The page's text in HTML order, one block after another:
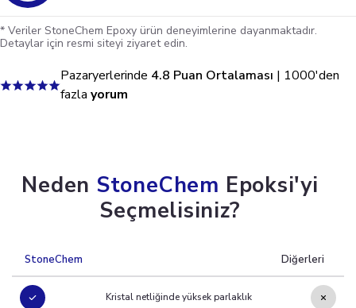
* Veriler StoneChem Epoxy ürün deneyimlerine dayanmaktadır.
Detaylar için resmi siteyi ziyaret edin.
Pazaryerlerinde 4.8 Puan Ortalaması | 1000'den
fazlayorum
Neden StoneChem Epoksi'yi
Seçmelisiniz?
StoneChem Diğerleri
Kristal netliğinde yüksek parlaklık